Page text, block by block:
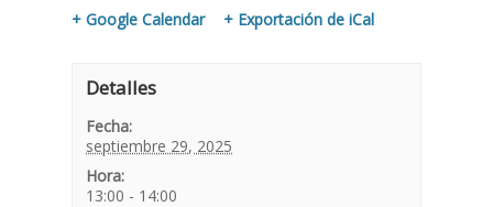
+ Google Calendar + Exportación de iCal
Detalles
Fecha:
septiembre 29, 2025
Hora:
13:00 - 14:00